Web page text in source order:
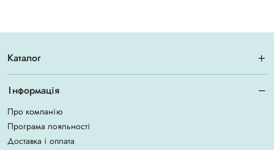
Каталог
Інформація
Про компанію
Програма лояльності
Доставка і оплата